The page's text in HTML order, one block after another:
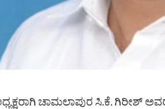
ಚಾಮಲಾಪುರ ಸಿ.ಕೆ. ಗಿರೀಶ್